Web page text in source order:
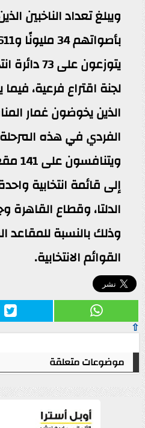
ويبلغ تعداد الناخبين
لجنة اقتراع فرعية،
الذين يخوضون غمار
إلى قائمة انتخابية
الدلتا، وقطاع القاهرة
وذلك بالنسبة للمقاعد
القوائم الانتخابية.
⇧
موضوعات متعلقة